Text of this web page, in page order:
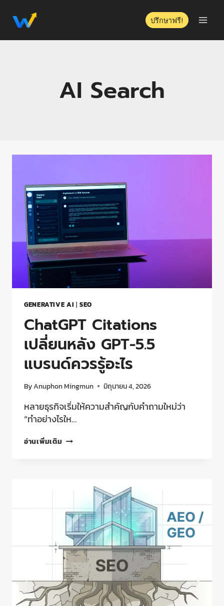
ปรึกษาฟรี!
AI Search
GENERATIVE AI |SEO
ChatGPT Citations
เปลี่ยนหลัง GPT-5.5
แบรนด์ควรรู้อะไร
ByAnuphon Mingmun มิถุนายน 4, 2026
หลายธุรกิจเริ่มให้ความสำคัญกับคำถามใหม่ว่า
“ทำอย่างไรให…
อ่านเพิ่มเติม